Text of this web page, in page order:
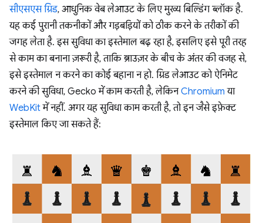
सीएसएस ग्रिड, आधुनिक वेब लेआउट के लिए मुख्य बिल्डिंग ब्लॉक है.
यह कई पुरानी तकनीकों और गड़बड़ियों को ठीक करने के तरीकों की
जगह लेता है. इस सुविधा का इस्तेमाल बढ़ रहा है, इसलिए इसे पूरी तरह
से काम का बनाना ज़रूरी है, ताकि ब्राउज़र के बीच के अंतर की वजह से,
इसे इस्तेमाल न करने का कोई बहाना न हो. ग्रिड लेआउट को ऐनिमेट
करने की सुविधा, Gecko में काम करती है, लेकिनChromium या
WebKitमें नहीं. अगर यह सुविधा काम करती है, तो इन जैसे इफ़ेक्ट
इस्तेमाल किए जा सकते हैं: